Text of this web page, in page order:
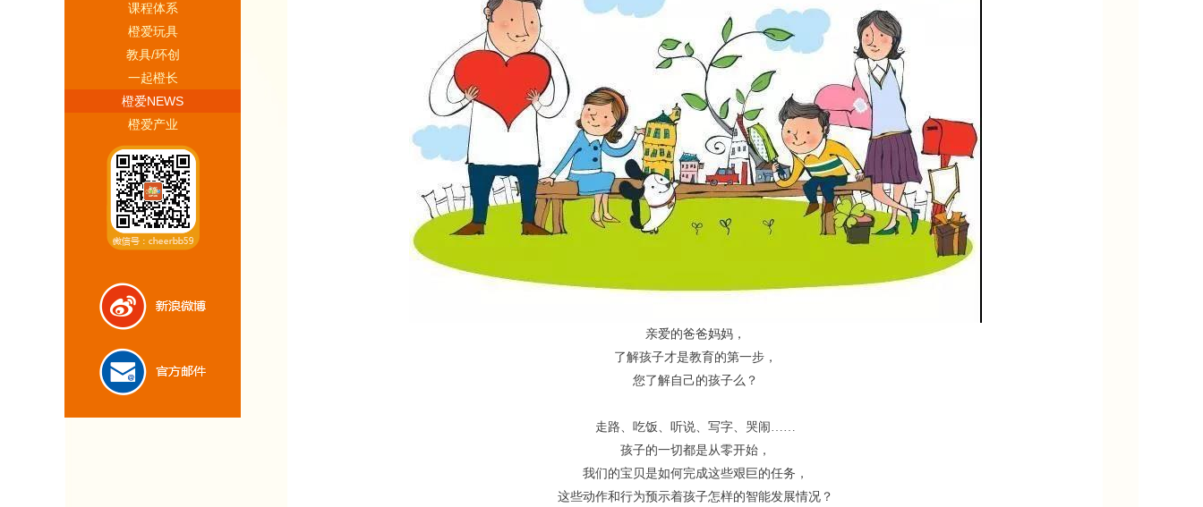
课程体系
橙爱玩具
教具/环创
一起橙长
橙爱NEWS
橙爱产业
亲爱的爸爸妈妈，
了解孩子才是教育的第一步，
您了解自己的孩子么？
走路、吃饭、听说、写字、哭闹……
孩子的一切都是从零开始，
我们的宝贝是如何完成这些艰巨的任务，
这些动作和行为预示着孩子怎样的智能发展情况？